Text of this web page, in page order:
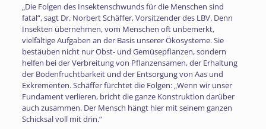
„Die Folgen des Insektenschwunds für die Menschen sind
fatal“, sagt Dr. Norbert Schäffer, Vorsitzender des LBV. Denn
Insekten übernehmen, vom Menschen oft unbemerkt,
vielfältige Aufgaben an der Basis unserer Ökosysteme. Sie
bestäuben nicht nur Obst- und Gemüsepflanzen, sondern
helfen bei der Verbreitung von Pflanzensamen, der Erhaltung
der Bodenfruchtbarkeit und der Entsorgung von Aas und
Exkrementen. Schäffer fürchtet die Folgen: „Wenn wir unser
Fundament verlieren, bricht die ganze Konstruktion darüber
auch zusammen. Der Mensch hängt hier mit seinem ganzen
Schicksal voll mit drin.“